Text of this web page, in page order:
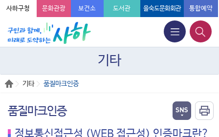
사하구청 문화관광 보건소 도서관 을숙도문화회관 통합예약
기타
기타 품질마크인증
품질마크인증
정보통신접근성 (WEB 접근성) 인증마크란?